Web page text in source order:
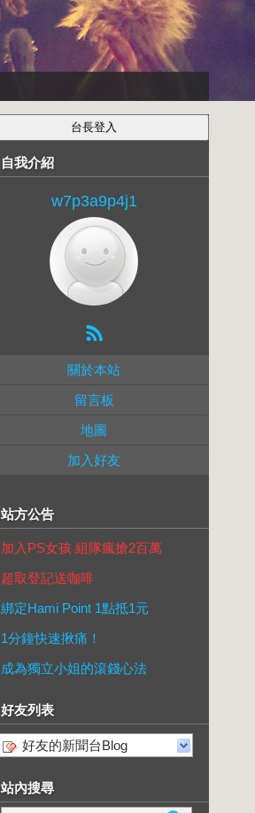
自我介紹
w7p3a9p4j1
關於本站
留言板
地圖
加入好友
站方公告
加入PS女孩 組隊瘋搶2百萬
超取登記送咖啡
綁定Hami Point 1點抵1元
1分鐘快速揪痛！
成為獨立小姐的滾錢心法
好友列表
好友的新聞台Blog
站內搜尋